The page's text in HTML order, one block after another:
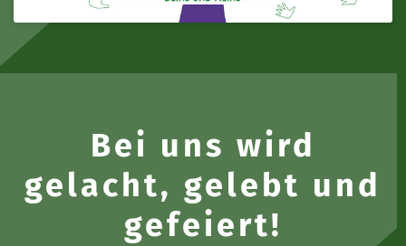
Bei uns wird
gelacht, gelebt und
gefeiert!